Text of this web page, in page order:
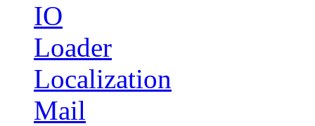
IO
Loader
Localization
Mail